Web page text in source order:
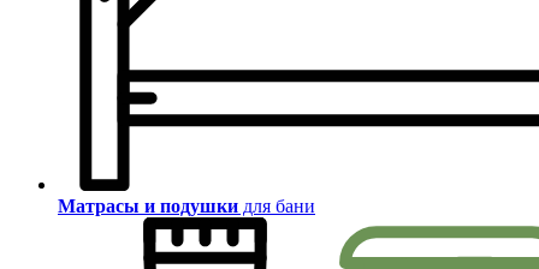
Матрасы и подушки для бани